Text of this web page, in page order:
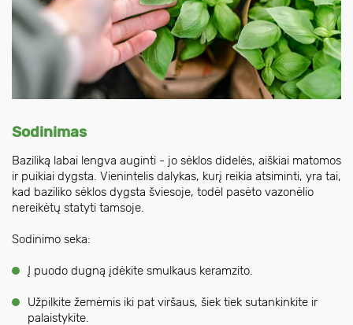
Sodinimas
Baziliką labai lengva auginti - jo sėklos didelės, aiškiai matomos
ir puikiai dygsta. Vienintelis dalykas, kurį reikia atsiminti, yra tai,
kad baziliko sėklos dygsta šviesoje, todėl pasėto vazonėlio
nereikėtų statyti tamsoje.
Sodinimo seka:
Į puodo dugną įdėkite smulkaus keramzito.
Užpilkite žemėmis iki pat viršaus, šiek tiek sutankinkite ir
palaistykite.